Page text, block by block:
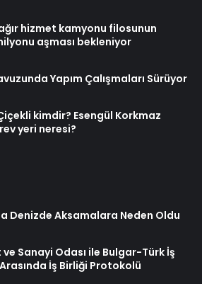
hizmet kamyonu filosunun
aşması bekleniyor
Yapım Çalışmaları Sürüyor
kimdir? Esengül Korkmaz
yeri neresi?
Denizde Aksamalara Neden Oldu
Sanayi Odası ile Bulgar-Türk İş
İş Birliği Protokolü